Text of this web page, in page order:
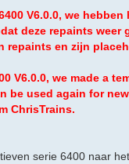
V6.0.0, we
deze repaints
en zijn
V6.0.0, we made a
used again for
ChrisTrains.
serie 6400 naar